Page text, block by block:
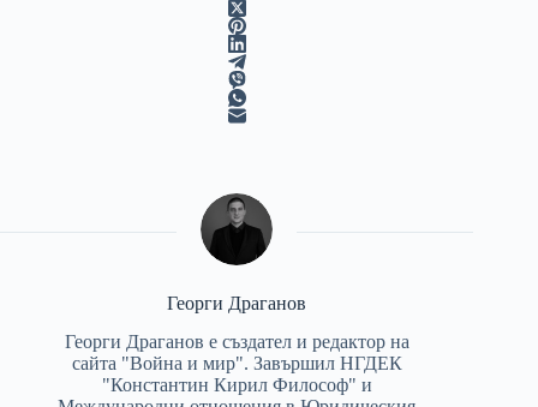
Георги Драганов
Георги Драганов е създател и редактор на
сайта "Война и мир". Завършил НГДЕК
"Константин Кирил Философ" и